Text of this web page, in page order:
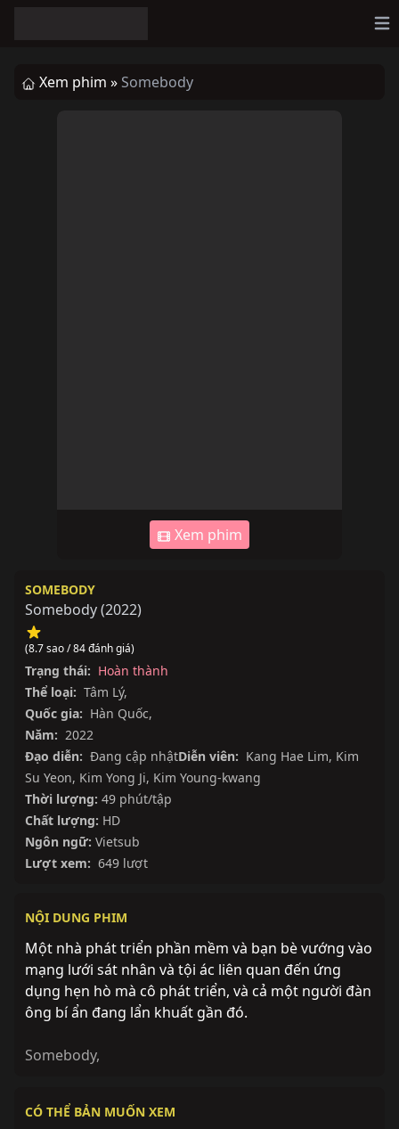
Xem phim »Somebody
Xem phim
SOMEBODY
Somebody(2022)
(8.7 sao / 84 đánh giá)
Trạng thái: Hoàn thành
Thể loại: Tâm Lý,
Quốc gia: Hàn Quốc,
Năm: 2022
Đạo diễn: Đang cập nhậtDiễn viên: Kang Hae Lim, Kim
Su Yeon, Kim Yong Ji, Kim Young-kwang
Thời lượng: 49 phút/tập
Chất lượng: HD
Ngôn ngữ: Vietsub
Lượt xem: 649 lượt
NỘI DUNG PHIM
Một nhà phát triển phần mềm và bạn bè vướng vào
mạng lưới sát nhân và tội ác liên quan đến ứng
dụng hẹn hò mà cô phát triển, và cả một người đàn
ông bí ẩn đang lẩn khuất gần đó.
Somebody,
CÓ THỂ BẢN MUỐN XEM